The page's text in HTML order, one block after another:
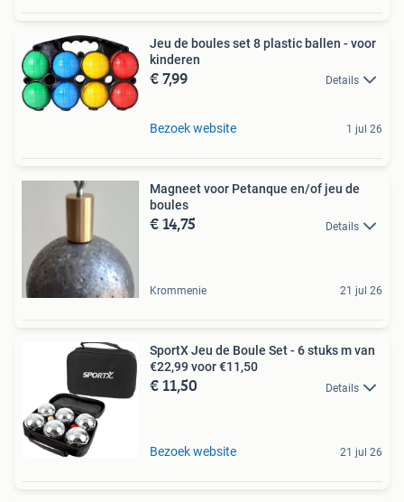
Jeu de boules set 8 plastic ballen - voor
kinderen
€ 7,99 Details
Bezoek website 1 jul 26
Magneet voor Petanque en/of jeu de
boules
€ 14,75 Details
Krommenie 21 jul 26
SportX Jeu de Boule Set - 6 stuks m van
€22,99 voor €11,50
€ 11,50 Details
Bezoek website 21 jul 26